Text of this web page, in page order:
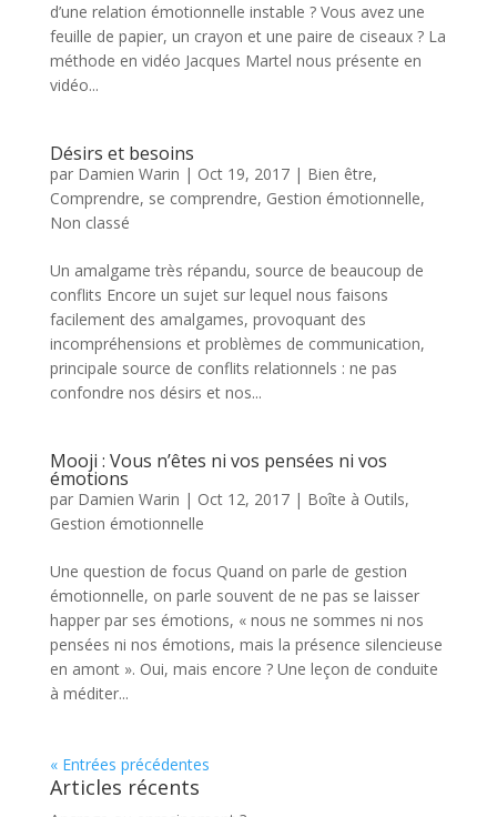
d’une relation émotionnelle instable ? Vous avez une
feuille de papier, un crayon et une paire de ciseaux ? La
méthode en vidéo Jacques Martel nous présente en
vidéo...
Désirs et besoins
par Damien Warin | Oct 19, 2017| Bien être,
Comprendre, se comprendre, Gestion émotionnelle,
Non classé
Un amalgame très répandu, source de beaucoup de
conflits Encore un sujet sur lequel nous faisons
facilement des amalgames, provoquant des
incompréhensions et problèmes de communication,
principale source de conflits relationnels : ne pas
confondre nos désirs et nos...
Mooji : Vous n’êtes ni vos pensées ni vos
émotions
par Damien Warin | Oct 12, 2017| Boîte à Outils,
Gestion émotionnelle
Une question de focus Quand on parle de gestion
émotionnelle, on parle souvent de ne pas se laisser
happer par ses émotions, « nous ne sommes ni nos
pensées ni nos émotions, mais la présence silencieuse
en amont ». Oui, mais encore ? Une leçon de conduite
à méditer...
« Entrées précédentes
Articles récents